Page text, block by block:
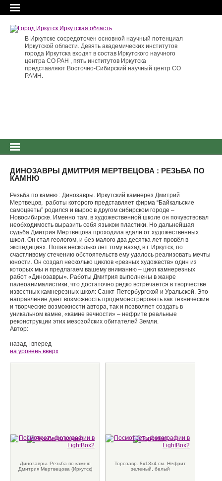
В Иркутске сосредоточен основной научный потенциал
Иркутской области. Девять академических институтов
города Иркутска входят в состав Иркутского научного
центра СО РАН , пять институтов Иркутска
представляют Восточно-Сибирский научный центр СО
РАМН.
ДИНОЗАВРЫ ДМИТРИЯ МЕРТВЕЦОВА : РЕЗЬБА ПО
КАМНЮ
Резьба по камню : Динозавры. Иркутский камнерез Дмитрий
Мертвецов, работы которого представляет фирма “Байкальские
самоцветы” родился и вырос в другом сибирском городе –
Новосибирске. Именно там, в художественной школе он почувствовал
необходимость выразить себя языком пластики. Но дальнейшая
судьба Дмитрия Мертвецова проходила вдали от художественных
школ. Он стал геологом, и без малого два десятка лет провёл в
экспедициях. Попав несколько лет тому назад в г. Иркутск, по
счастливому стечению обстоятельств ему удалось реализовать мечты
юности. Он создал несколько циклов «резных художеств» один из
которых мы и предлагаем вашему вниманию – цикл камнерезных
работ «Динозавры». Работы Дмитрия выполнены в жанре
палеоанималистики, что достаточно редко встречается в творчестве
известных камнерезных школ: Санкт-Петербургской и Уральской. Это
направление даёт возможность продемонстрировать как технические
и творческие возможности автора, так и позволяет создать в
уникальном камне, «камне вечности» – нефрите реальные
реконструкции этих мезозойских обитателей Земли.
Автор:
назад
вперед
на уровень вверх
Динозавры. Резьба по камню
Дмитрия Мертвецова (Иркутск)
Торозавр. 8х13х4 см. Нефрит
зеленый, белый